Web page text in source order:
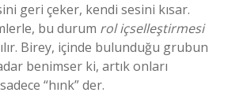
geri çeker, kendi sesini kısar.
bu durum rol içselleştirmesi
Birey, içinde bulunduğu grubun
benimser ki, artık onları
“hınk” der.